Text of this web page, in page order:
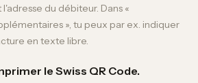
du débiteur. Dans «
», tu peux par ex. indiquer
en texte libre.
le Swiss QR Code.